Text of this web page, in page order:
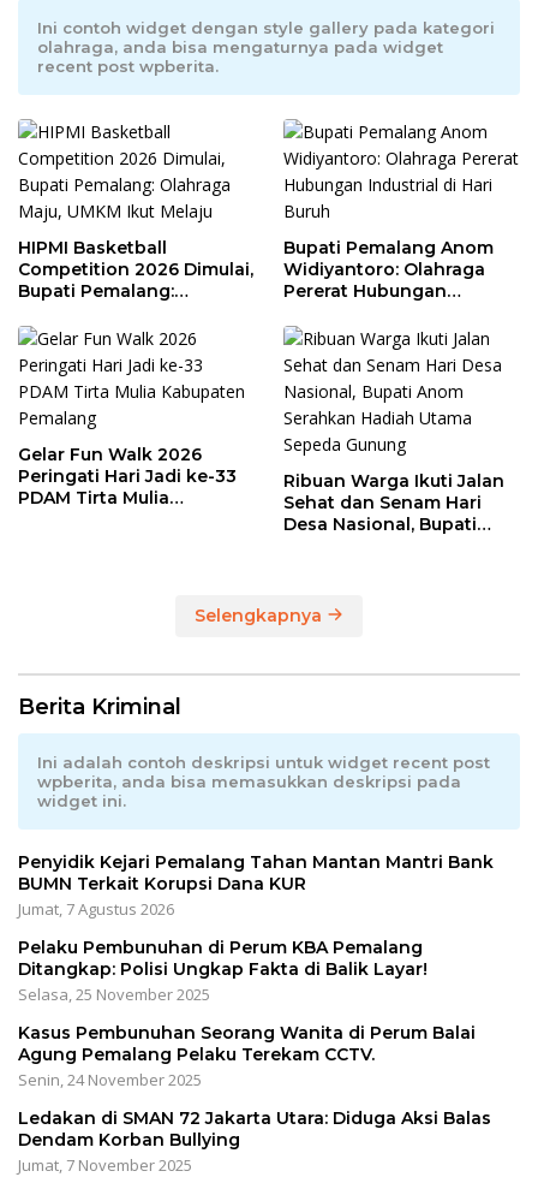
Ini contoh widget dengan style gallery pada kategori
olahraga, anda bisa mengaturnya pada widget
recent post wpberita.
HIPMI Basketball
Competition 2026 Dimulai,
Bupati Pemalang:
Melaju
Bupati Pemalang Anom
Widiyantoro: Olahraga
Pererat Hubungan
Gelar Fun Walk 2026
Peringati Hari Jadi ke-33
PDAM Tirta Mulia
Ribuan Warga Ikuti Jalan
Sehat dan Senam Hari
Desa Nasional, Bupati
Selengkapnya
Berita Kriminal
Ini adalah contoh deskripsi untuk widget recent post
wpberita, anda bisa memasukkan deskripsi pada
widget ini.
Penyidik Kejari Pemalang Tahan Mantan Mantri Bank
BUMN Terkait Korupsi Dana KUR
Jumat, 7 Agustus 2026
Pelaku Pembunuhan di Perum KBA Pemalang
Ditangkap: Polisi Ungkap Fakta di Balik Layar!
Selasa, 25 November 2025
Kasus Pembunuhan Seorang Wanita di Perum Balai
Agung Pemalang Pelaku Terekam CCTV.
Senin, 24 November 2025
Ledakan di SMAN 72 Jakarta Utara: Diduga Aksi Balas
Dendam Korban Bullying
Jumat, 7 November 2025